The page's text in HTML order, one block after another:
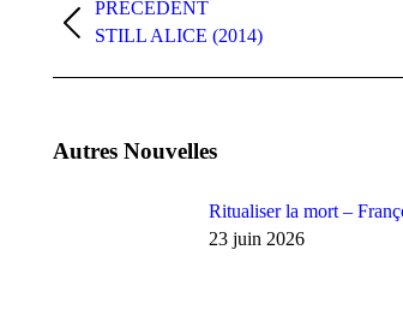
PRÉCÉDENT
STILL ALICE (2014)
Autres Nouvelles
Ritualiser la mort –
23 juin 2026